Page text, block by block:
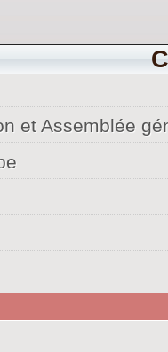
et Assemblée